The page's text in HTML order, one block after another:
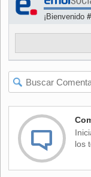
Caen las
se ve lejano y
fantasma de la
¡Bienvenido
los